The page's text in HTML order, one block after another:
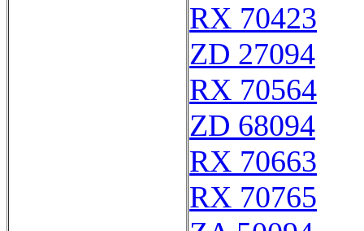
RX 70423
ZD 27094
RX 70564
ZD 68094
RX 70663
RX 70765